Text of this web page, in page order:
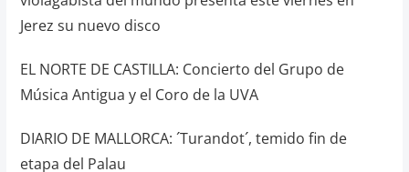
Jerez su nuevo disco
EL NORTE DE CASTILLA: Concierto del Grupo de
Música Antigua y el Coro de la UVA
DIARIO DE MALLORCA: ´Turandot´, temido fin de
etapa del Palau